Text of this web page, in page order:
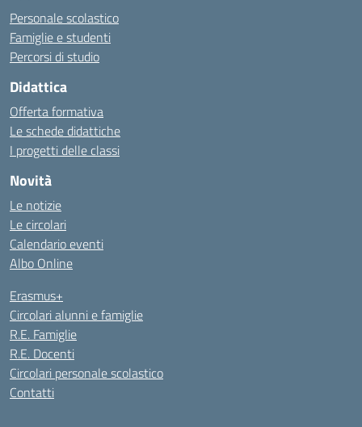
Personale scolastico
Famiglie e studenti
Percorsi di studio
Didattica
Offerta formativa
Le schede didattiche
I progetti delle classi
Novità
Le notizie
Le circolari
Calendario eventi
Albo Online
Erasmus+
Circolari alunni e famiglie
R.E. Famiglie
R.E. Docenti
Circolari personale scolastico
Contatti